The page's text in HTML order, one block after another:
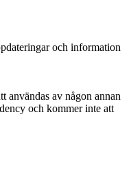
och information
användas av någon annan
och kommer inte att